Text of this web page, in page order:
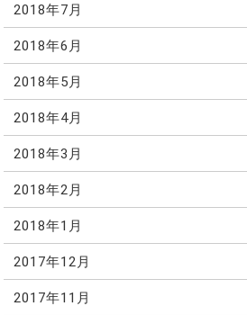
2018年7月
2018年6月
2018年5月
2018年4月
2018年3月
2018年2月
2018年1月
2017年12月
2017年11月